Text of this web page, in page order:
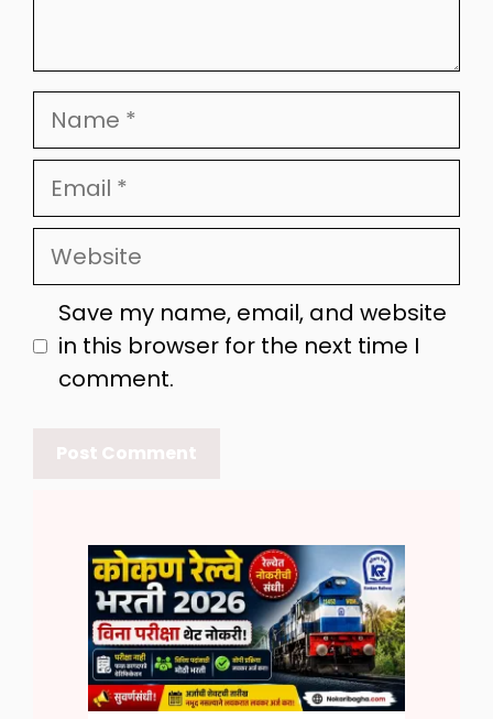
Name
Email
Website
Save my name, email, and website
in this browser for the next time I
comment.